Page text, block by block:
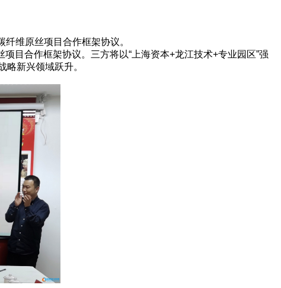
维原丝项目合作框架协议。
目合作框架协议。三方将以“上海资本+龙江技术+专业园区”强
略新兴领域跃升。